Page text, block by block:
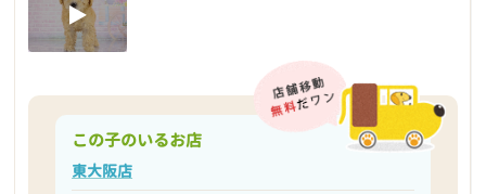
この子のいるお店
東大阪店